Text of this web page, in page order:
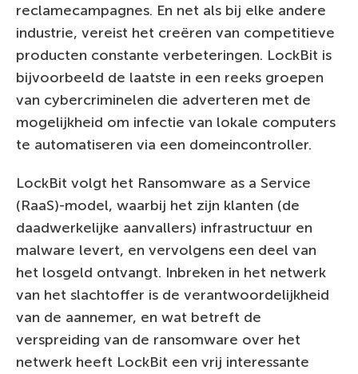
reclamecampagnes. En net als bij elke andere
industrie, vereist het creëren van competitieve
producten constante verbeteringen. LockBit is
bijvoorbeeld de laatste in een reeks groepen
van cybercriminelen die adverteren met de
mogelijkheid om infectie van lokale computers
te automatiseren via een domeincontroller.
LockBit volgt het Ransomware as a Service
(RaaS)-model, waarbij het zijn klanten (de
daadwerkelijke aanvallers) infrastructuur en
malware levert, en vervolgens een deel van
het losgeld ontvangt. Inbreken in het netwerk
van het slachtoffer is de verantwoordelijkheid
van de aannemer, en wat betreft de
verspreiding van de ransomware over het
netwerk heeft LockBit een vrij interessante